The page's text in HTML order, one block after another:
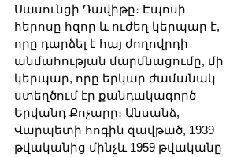
Սասունցի Դավիթը։ Էպոսի
հերոսը հզոր և ուժեղ կերպար է,
որը դարձել է հայ ժողովրդի
անմահության մարմնացումը, մի
կերպար, որը երկար ժամանակ
ստեղծում էր քանդակագործ
Երվանդ Քոչարը։ Անսանձ,
Վարպետի հոգին զավթած, 1939
թվականից մինչև 1959 թվականը